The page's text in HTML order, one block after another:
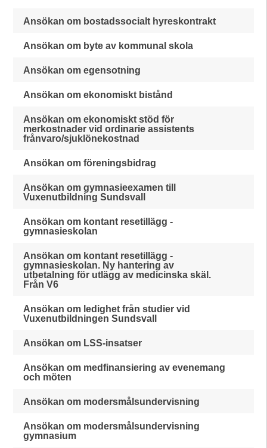
Ansökan om bostadssocialt hyreskontrakt
Ansökan om byte av kommunal skola
Ansökan om egensotning
Ansökan om ekonomiskt bistånd
Ansökan om ekonomiskt stöd för
merkostnader vid ordinarie assistents
frånvaro/sjuklönekostnad
Ansökan om föreningsbidrag
Ansökan om gymnasieexamen till
Vuxenutbildning Sundsvall
Ansökan om kontant resetillägg -
gymnasieskolan
Ansökan om kontant resetillägg -
gymnasieskolan. Ny hantering av
utbetalning för utlägg av medicinska skäl.
Från V6
Ansökan om ledighet från studier vid
Vuxenutbildningen Sundsvall
Ansökan om LSS-insatser
Ansökan om medfinansiering av evenemang
och möten
Ansökan om modersmålsundervisning
Ansökan om modersmålsundervisning
gymnasium